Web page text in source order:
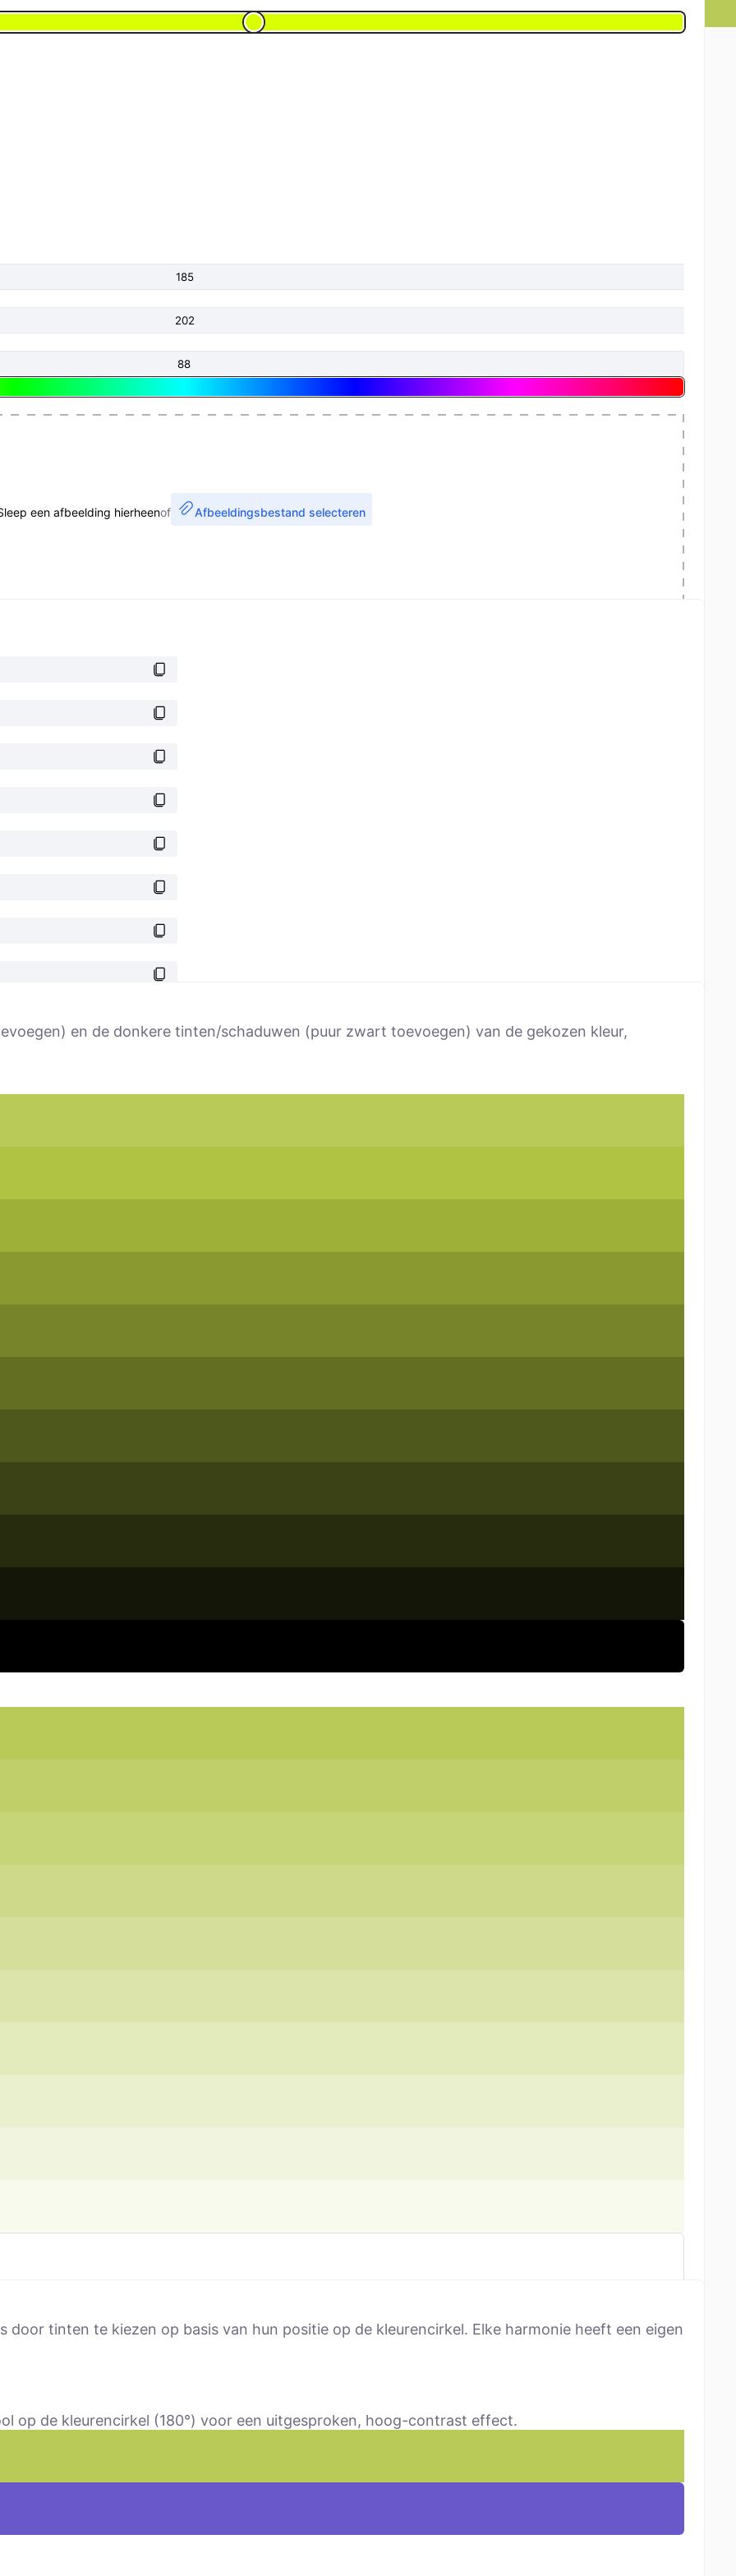
een afbeelding hierheenof Afbeeldingsbestand selecteren
en de donkere tinten/schaduwen (puur zwart toevoegen) van de gekozen kleur,
tinten te kiezen op basis van hun positie op de kleurencirkel. Elke harmonie heeft een eigen
op de kleurencirkel (180°) voor een uitgesproken, hoog-contrast effect.